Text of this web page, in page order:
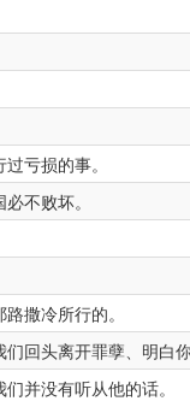
亏损的事。
不败坏。
撒冷所行的。
们回头离开罪孽、明白你
并没有听从他的话。